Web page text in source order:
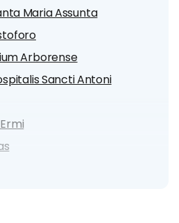
Maria Assunta
Arborense
Sancti Antoni
dell'Arco)